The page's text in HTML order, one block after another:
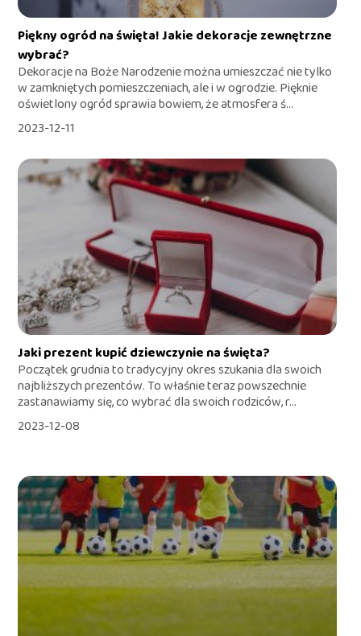
Piękny ogród na święta! Jakie dekoracje zewnętrzne
wybrać?
Dekoracje na Boże Narodzenie można umieszczać nie tylko
w zamkniętych pomieszczeniach, ale i w ogrodzie. Pięknie
oświetlony ogród sprawia bowiem, że atmosfera ś...
2023-12-11
Jaki prezent kupić dziewczynie na święta?
Początek grudnia to tradycyjny okres szukania dla swoich
najbliższych prezentów. To właśnie teraz powszechnie
zastanawiamy się, co wybrać dla swoich rodziców, r...
2023-12-08